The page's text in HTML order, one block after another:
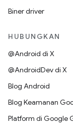
Biner driver
HUBUNGKAN
@Android di X
@AndroidDev di X
Blog Android
Blog Keamanan
Platform di Google